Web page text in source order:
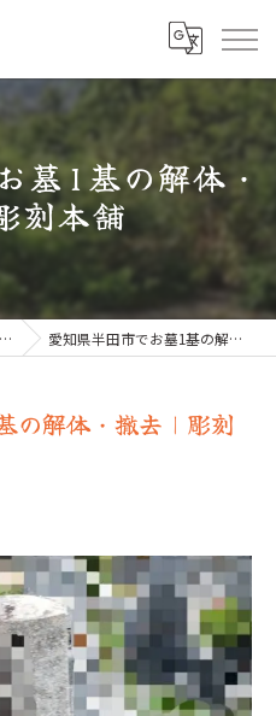
墓1基の解体・
刻本舗
愛知県半田市でお墓1基の解体・撤去｜彫刻本舗
の解体・撤去｜彫刻